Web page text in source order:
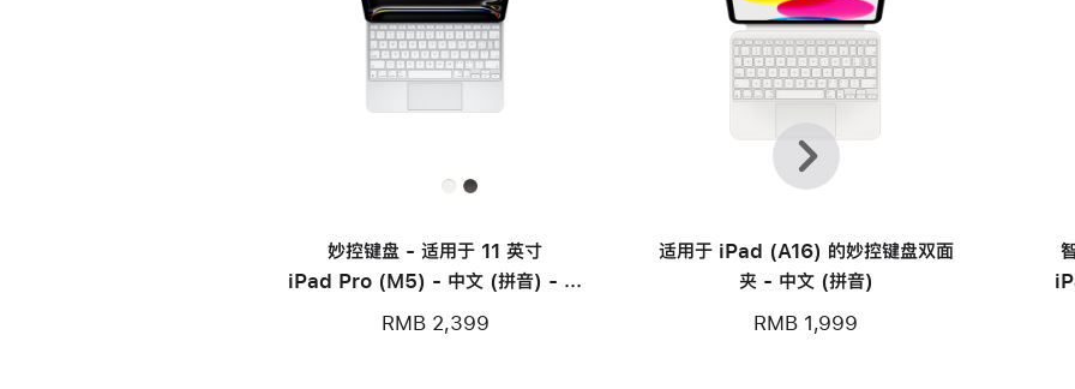
妙控键盘 - 适用于 11 英寸
iPad Pro (M5) - 中文 (拼音) - 白
RMB 2,399
适用于 iPad (A16) 的妙控键盘双面
夹 - 中文 (拼音)
RMB 1,999
一
个
一
个